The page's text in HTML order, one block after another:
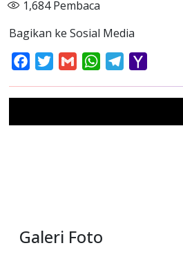
1,684Pembaca
Bagikan ke Sosial Media
FacebookTwitterGmail WhatsAppTelegram
Galeri Foto